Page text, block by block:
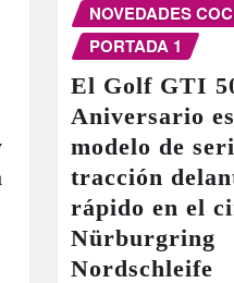
NOVEDADES
PORTADA 1
El Golf GTI
Aniversario
modelo de
tracción
rápido en el
Nürburgring
Nordschleife